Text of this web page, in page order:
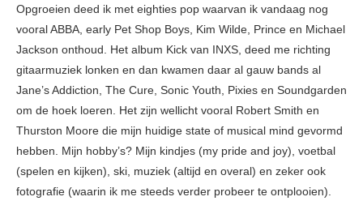
Opgroeien deed ik met eighties pop waarvan ik vandaag nog
vooral ABBA, early Pet Shop Boys, Kim Wilde, Prince en Michael
Jackson onthoud. Het album Kick van INXS, deed me richting
gitaarmuziek lonken en dan kwamen daar al gauw bands al
Jane’s Addiction, The Cure, Sonic Youth, Pixies en Soundgarden
om de hoek loeren. Het zijn wellicht vooral Robert Smith en
Thurston Moore die mijn huidige state of musical mind gevormd
hebben. Mijn hobby’s? Mijn kindjes (my pride and joy), voetbal
(spelen en kijken), ski, muziek (altijd en overal) en zeker ook
fotografie (waarin ik me steeds verder probeer te ontplooien).